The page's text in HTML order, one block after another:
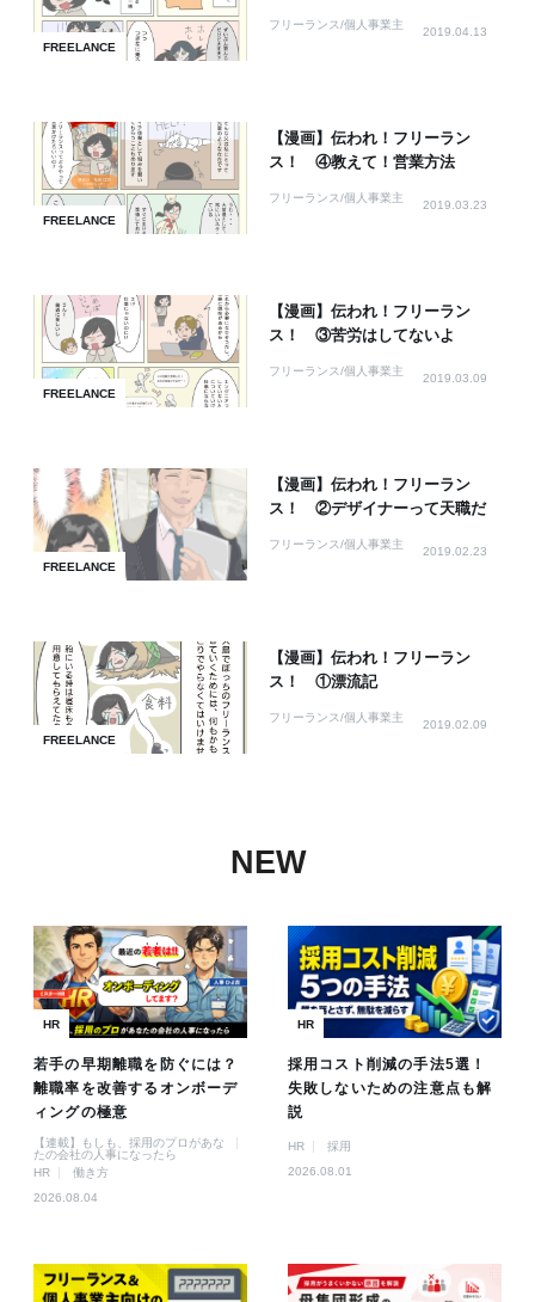
FREELANCE
フリーランス/個人事業主
2019.04.13
FREELANCE
【漫画】伝われ！フリーラン
ス！ ④教えて！営業方法
フリーランス/個人事業主
2019.03.23
FREELANCE
【漫画】伝われ！フリーラン
ス！ ③苦労はしてないよ
フリーランス/個人事業主
2019.03.09
FREELANCE
【漫画】伝われ！フリーラン
ス！ ②デザイナーって天職だ
フリーランス/個人事業主
2019.02.23
FREELANCE
【漫画】伝われ！フリーラン
ス！ ①漂流記
フリーランス/個人事業主
2019.02.09
NEW
HR
若手の早期離職を防ぐには？
離職率を改善するオンボーデ
ィングの極意
【連載】もしも、採用のプロがあな
たの会社の人事になったら
HR
働き方
2026.08.04
HR
採用コスト削減の手法5選！
失敗しないための注意点も解
説
HR
採用
2026.08.01